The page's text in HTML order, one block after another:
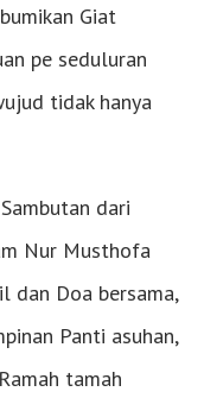
Giat
pe seduluran
tidak hanya
dari
Nur Musthofa
dan Doa bersama,
Panti asuhan,
tamah